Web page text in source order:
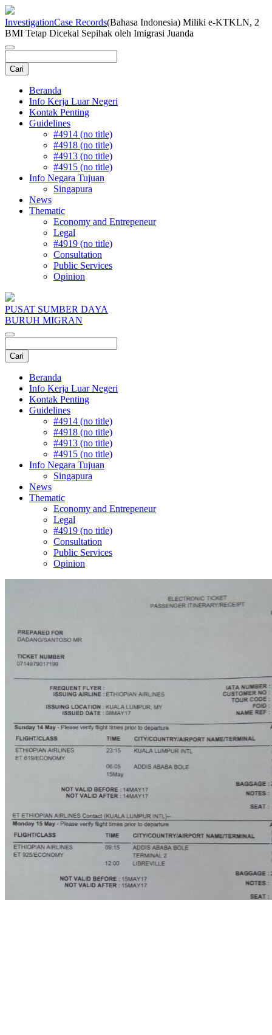
InvestigationCase Records(Bahasa Indonesia) Miliki e-KTKLN, 2
BMI Tetap Dicekal Sepihak oleh Imigrasi Juanda
Beranda
Info Kerja Luar Negeri
Kontak Penting
Guidelines
#4914 (no title)
#4918 (no title)
#4913 (no title)
#4915 (no title)
Info Negara Tujuan
Singapura
News
Thematic
Economy and Entrepeneur
Legal
#4919 (no title)
Consultation
Public Services
Opinion
PUSAT SUMBER DAYA
BURUH MIGRAN
Beranda
Info Kerja Luar Negeri
Kontak Penting
Guidelines
#4914 (no title)
#4918 (no title)
#4913 (no title)
#4915 (no title)
Info Negara Tujuan
Singapura
News
Thematic
Economy and Entrepeneur
Legal
#4919 (no title)
Consultation
Public Services
Opinion